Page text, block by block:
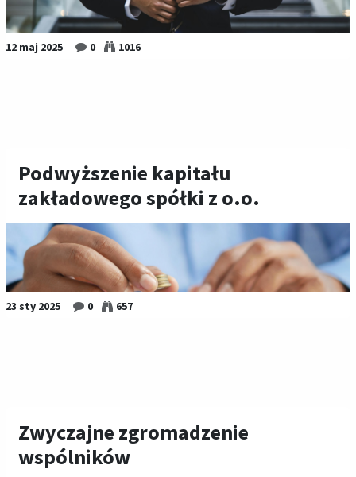
12 maj 2025 0 1016
Podwyższenie kapitału
zakładowego spółki z o.o.
23 sty 2025 0 657
Zwyczajne zgromadzenie
wspólników